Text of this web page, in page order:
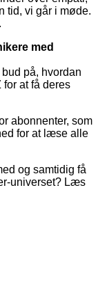
tid, vi går i møde.
med
på, hvordan
for at få deres
abonnenter, som
for at læse alle
og samtidig få
universet? Læs